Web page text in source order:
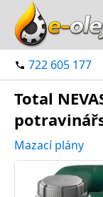
722 605 177
Total
Mazací plány